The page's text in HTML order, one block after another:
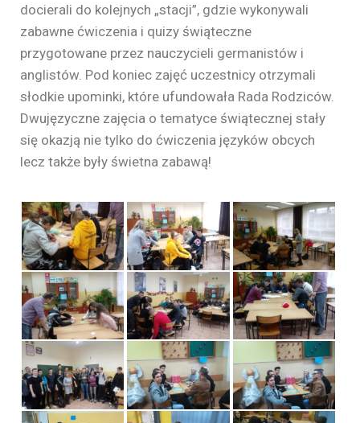
docierali do kolejnych „stacji”, gdzie wykonywali
zabawne ćwiczenia i quizy świąteczne
przygotowane przez nauczycieli germanistów i
anglistów. Pod koniec zajęć uczestnicy otrzymali
słodkie upominki, które ufundowała Rada Rodziców.
Dwujęzyczne zajęcia o tematyce świątecznej stały
się okazją nie tylko do ćwiczenia języków obcych
lecz także były świetna zabawą!